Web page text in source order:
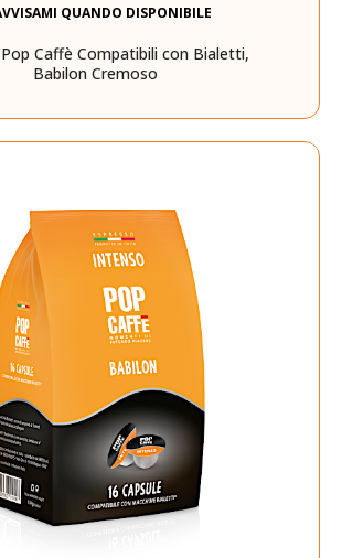
QUANDO DISPONIBILE
Caffè Compatibili con Bialetti,
Babilon Cremoso